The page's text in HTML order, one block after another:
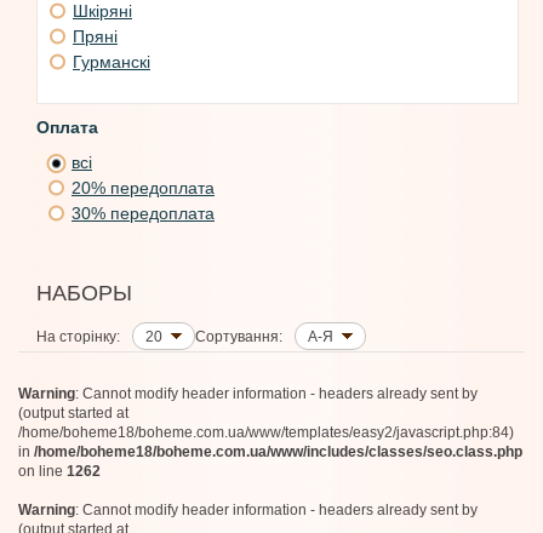
Mind Games
Meo Fusciuni
Gucci
Atkinsons
Bibbi
Bogue Profumo
Neandertal
Escentric Molecules
HOC
Premiere Peau
Atelier Materi
BDK Parfums
Pantomime
Jean Paul Gaultier
Шкіряні
Пряні
Гурманскі
Оплата
всі
20% передоплата
30% передоплата
НАБОРЫ
На сторінку: 20 Сортування: А-Я
Warning: Cannot modify header information - headers already sent by
(output started at
/home/boheme18/boheme.com.ua/www/templates/easy2/javascript.php:84)
in /home/boheme18/boheme.com.ua/www/includes/classes/seo.class.php
on line 1262
Warning: Cannot modify header information - headers already sent by